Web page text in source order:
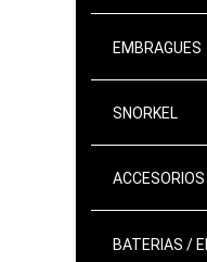
EMBRAGUES
SNORKEL
ACCESORIOS
BATERIAS /